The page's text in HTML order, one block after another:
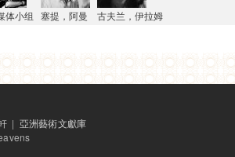
会
和香港的纪录片放映单元（第二届科钦双年展）
：孟买的电影工业空间
体小组 塞提，阿曼 古夫兰，伊拉姆
| 亞洲藝術文獻庫